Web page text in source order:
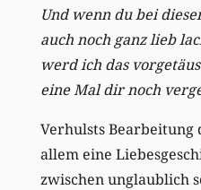
Und wenn du bei
auch noch ganz lieb
werd ich das
eine Mal dir noch
Verhulsts Bearbeitung
allem eine
zwischen unglaublich